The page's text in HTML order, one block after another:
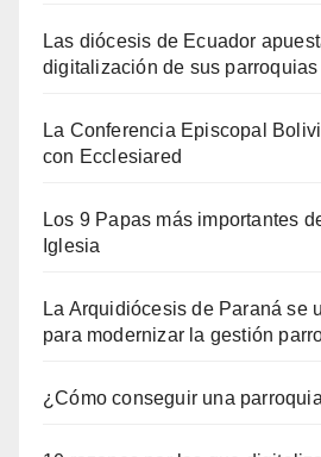
Las diócesis de Ecuador
digitalización de sus parroquias
La Conferencia Episcopal
con Ecclesiared
Los 9 Papas más importantes
Iglesia
La Arquidiócesis de Paraná se
para modernizar la gestión
¿Cómo conseguir una